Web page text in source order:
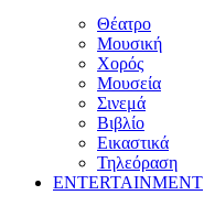
Θέατρο
Μουσική
Χορός
Μουσεία
Σινεμά
Βιβλίο
Εικαστικά
Τηλεόραση
ENTERTAINMENT